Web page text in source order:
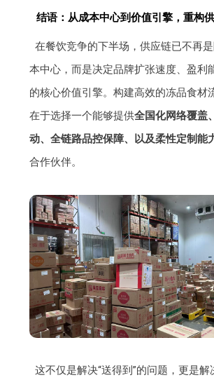
结语：从成本中心到价值引擎，重构
在餐饮竞争的下半场，供应链已不再
本中心，而是决定品牌扩张速度、盈利
的核心价值引擎。构建高效的冻品食材
在于选择一个能够提供全国化网络覆盖
动、全链路品控保障、以及柔性定制能
合作伙伴。
这不仅是解决“送得到”的问题，更是解